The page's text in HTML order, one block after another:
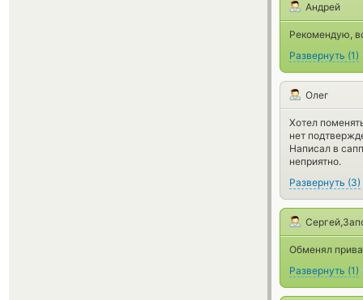
Андрей
Рекомендую,
Развернуть (1)
Олег
Хотел
нет
Написал в
неприятно.
Развернуть (3)
Обменял
Развернуть (1)